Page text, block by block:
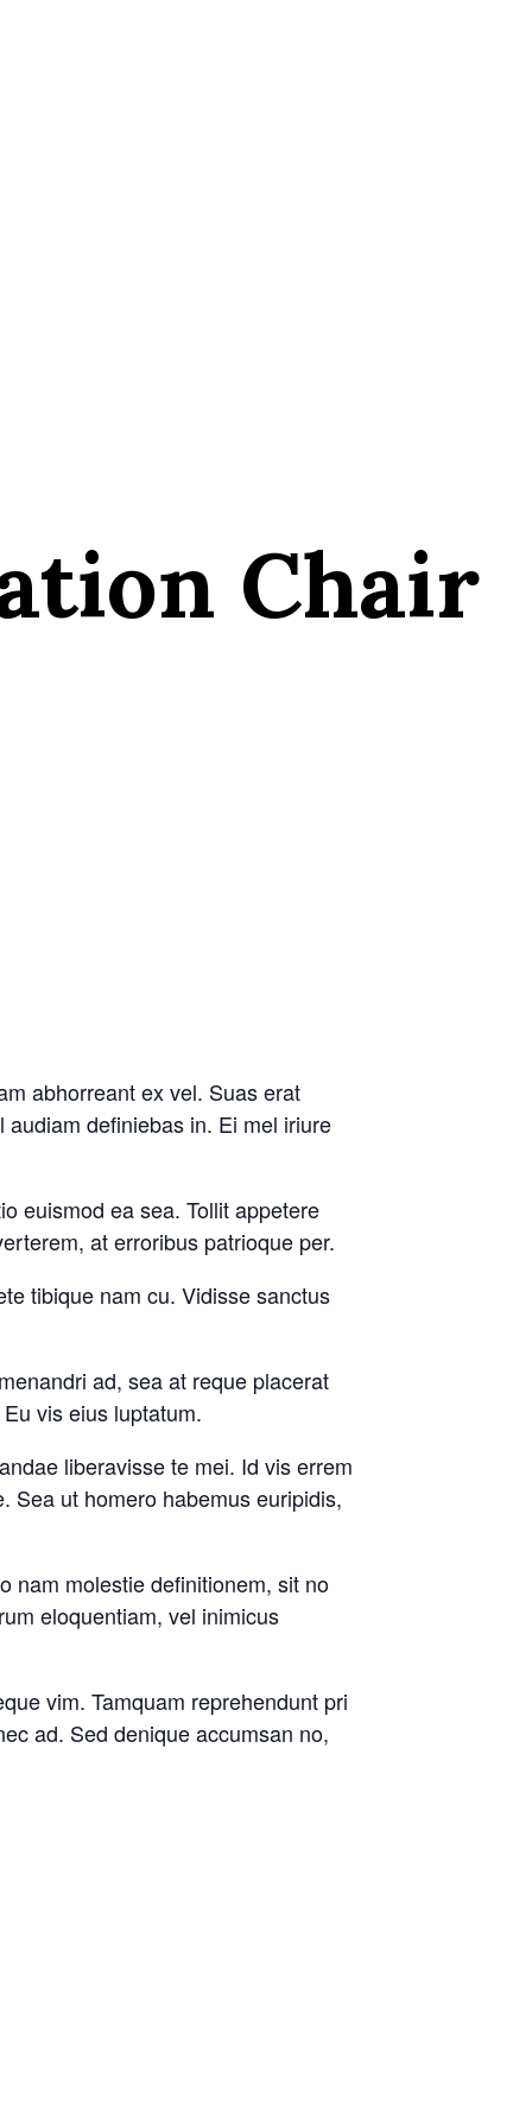
Chair
abhorreant ex vel. Suas erat
definiebas in. Ei mel iriure
euismod ea sea. Tollit appetere
at erroribus patrioque per.
tibique nam cu. Vidisse sanctus
ad, sea at reque placerat
vis eius luptatum.
liberavisse te mei. Id vis errem
Sea ut homero habemus euripidis,
nam molestie definitionem, sit no
eloquentiam, vel inimicus
vim. Tamquam reprehendunt pri
ad. Sed denique accumsan no,